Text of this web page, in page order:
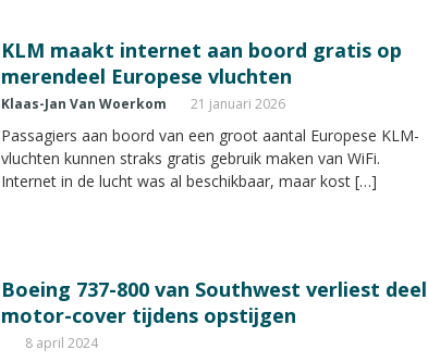
KLM maakt internet aan boord gratis op
merendeel Europese vluchten
Klaas-Jan Van Woerkom 21 januari 2026
Passagiers aan boord van een groot aantal Europese KLM-
vluchten kunnen straks gratis gebruik maken van WiFi.
Internet in de lucht was al beschikbaar, maar kost […]
Boeing 737-800 van Southwest verliest deel
motor-cover tijdens opstijgen
8 april 2024